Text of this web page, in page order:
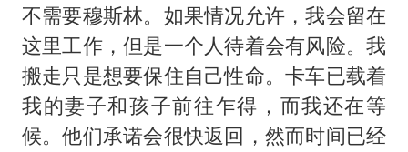
不需要穆斯林。如果情况允许，我会留在
这里工作，但是一个人待着会有风险。我
搬走只是想要保住自己性命。卡车已载着
我的妻子和孩子前往乍得，而我还在等
候。他们承诺会很快返回，然而时间已经